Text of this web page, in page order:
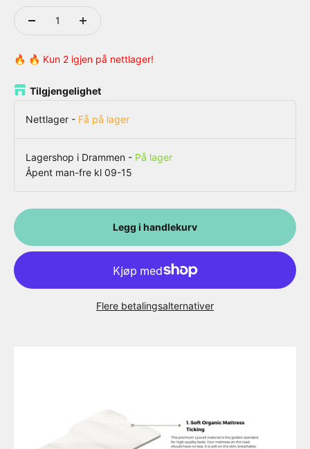
🔥 🔥 Kun 2 igjen på nettlager!
Tilgjengelighet
Nettlager - Få på lager
Lagershop i Drammen - På lager
Åpent man-fre kl 09-15
Legg i handlekurv
Flere betalingsalternativer